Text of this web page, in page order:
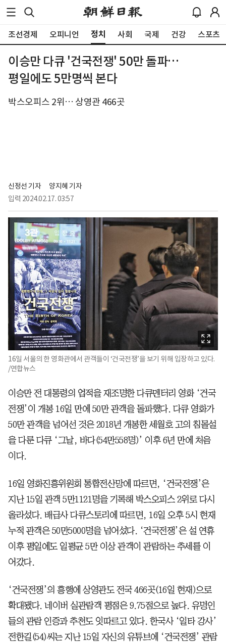
조선경제 오피니언 정치 사회 국제 건강 스포츠
이승만 다큐 '건국전쟁' 50만 돌파…
평일에도 5만명씩 본다
박스오피스 2위… 상영관 466곳
신정선 기자
양지혜 기자
입력 2024.02.17. 03:57
16일 서울의 한 영화관에서 관객들이 ‘건국전쟁’을 보기 위해 입장하고 있다.
/연합뉴스
이승만 전 대통령의 업적을 재조명한 다큐멘터리 영화 ‘건국
전쟁’이 개봉 16일 만에 50만 관객을 돌파했다. 다큐 영화가
50만 관객을 넘어선 것은 2018년 개봉한 세월호 고의 침몰설
을 다룬 다큐 ‘그날, 바다(54만558명)’ 이후 6년 만에 처음
이다.
16일 영화진흥위원회 통합전산망에 따르면, ‘건국전쟁’은
지난 15일 관객 5만1121명을 기록해 박스오피스 2위로 다시
올라섰다. 배급사 다큐스토리에 따르면, 16일 오후 5시 현재
누적 관객은 50만5000명을 넘어섰다. ‘건국전쟁’은 설 연휴
이후 평일에도 일평균 5만 이상 관객이 관람하는 추세를 이
어갔다.
‘건국전쟁’의 흥행에 상영관도 전국 466곳(16일 현재)으로
확대됐다. 네이버 실관람객 평점은 9.75점으로 높다. 유명인
들의 관람 인증과 추천도 잇따르고 있다. 한국사 ‘일타 강사’
전한길(54)씨는 지난 15일 자신의 유튜브에 ‘건국전쟁’ 관람